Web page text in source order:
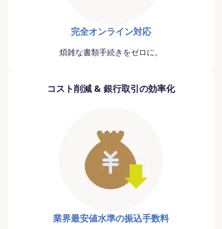
完全オンライン対応
煩雑な書類手続きをゼロに。
コスト削減 & 銀行取引の効率化
業界最安値水準の振込手数料